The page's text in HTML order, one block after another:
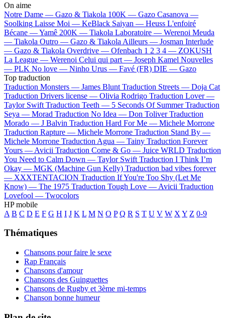
On aime
Notre Dame — Gazo & Tiakola 100K — Gazo Casanova —
Soolking Laisse Moi — KeBlack Saiyan — Heuss L'enfoiré
Bécane —Yamê 200K — Tiakola Laboratoire — Werenoi Meuda
— Tiakola Outro — Gazo & Tiakola Ailleurs — Josman Interlude
— Gazo & Tiakola Overdrive — Ofenbach 1 2 3 4 — ZOKUSH
La League — Werenoi Celui qui part — Joseph Kamel Nouvelles
— PLK No love — Ninho Urus — Favé (FR) DIE — Gazo
Top traduction
Traduction Monsters — James Blunt Traduction Streets — Doja Cat
Traduction Drivers license — Olivia Rodrigo Traduction Lover —
Taylor Swift Traduction Teeth — 5 Seconds Of Summer Traduction
Seya — Morad Traduction No Idea — Don Toliver Traduction
Morado — J Balvin Traduction Hard For Me — Michele Morrone
Traduction Rapture — Michele Morrone Traduction Stand By —
Michele Morrone Traduction Agua — Tainy Traduction Forever
Yours — Avicii Traduction Come & Go — Juice WRLD Traduction
You Need to Calm Down — Taylor Swift Traduction I Think I’m
Okay — MGK (Machine Gun Kelly) Traduction bad vibes forever
— XXXTENTACION Traduction If You're Too Shy (Let Me
Know) — The 1975 Traduction Tough Love — Avicii Traduction
Lovefool — Twocolors
HP mobile
A B C D E F G H I J K L M N O P Q R S T U V W X Y Z 0-9
Thématiques
Chansons pour faire le sexe
Rap Français
Chansons d'amour
Chansons des Guinguettes
Chansons de Rugby et 3ème mi-temps
Chanson bonne humeur